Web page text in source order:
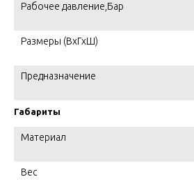
Рабочее давление,Бар
Размеры (ВхГхШ)
Предназначение
Габариты
Материал
Вес